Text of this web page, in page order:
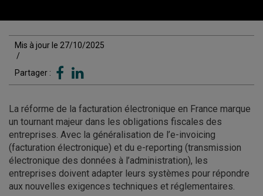
Mis à jour le 27/10/2025
/
Partager :
La réforme de la facturation électronique en France marque
un tournant majeur dans les obligations fiscales des
entreprises. Avec la généralisation de l’e-invoicing
(facturation électronique) et du e-reporting (transmission
électronique des données à l’administration), les
entreprises doivent adapter leurs systèmes pour répondre
aux nouvelles exigences techniques et réglementaires.